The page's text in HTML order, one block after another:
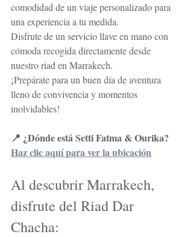
comodidad de un viaje personalizado para
una experiencia a tu medida.
Disfrute de un servicio llave en mano con
cómoda recogida directamente desde
nuestro riad en Marrakech.
¡Prepárate para un buen día de aventura
lleno de convivencia y momentos
inolvidables!
📍 ¿Dónde está Setti Fatma & Ourika?
Haz clic aquí para ver la ubicación
Al descubrir Marrakech,
disfrute del Riad Dar
Chacha: